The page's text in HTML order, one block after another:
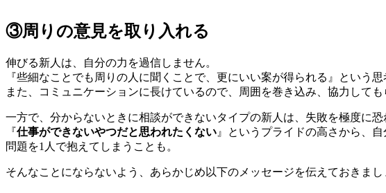
③周りの意見を取り入れる
伸びる新人は、自分の力を過信しません。
『些細なことでも周りの人に聞くことで、更にいい案が得られる』という思
また、コミュニケーションに長けているので、周囲を巻き込み、協力しても
一方で、分からないときに相談ができないタイプの新人は、失敗を極度に恐
『仕事ができないやつだと思われたくない 』というプライドの高さから、自
問題を1人で抱えてしまうことも。
そんなことにならないよう、あらかじめ以下のメッセージを伝えておきまし